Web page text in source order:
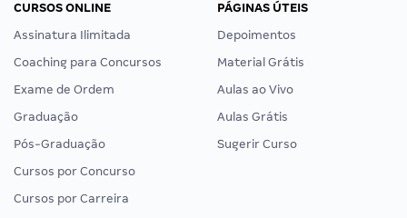
CURSOS ONLINE
Assinatura Ilimitada
Coaching para Concursos
Exame de Ordem
Graduação
Pós-Graduação
Cursos por Concurso
Cursos por Carreira
PÁGINAS ÚTEIS
Depoimentos
Material Grátis
Aulas ao Vivo
Aulas Grátis
Sugerir Curso